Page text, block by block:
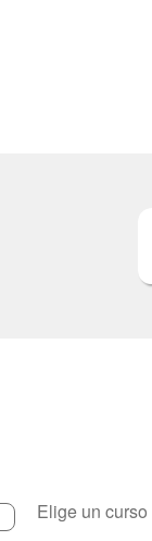
Elige un